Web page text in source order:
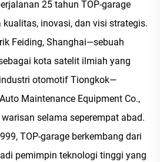
25 tahun TOP-garage
inovasi, dan visi strategis.
Feiding, Shanghai—sebuah
kota satelit ilmiah yang
otomotif Tiongkok—
Maintenance Equipment Co.,
selama seperempat abad.
TOP-garage berkembang dari
pemimpin teknologi tinggi yang